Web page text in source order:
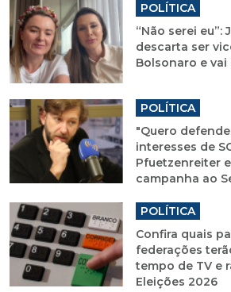
POLÍTICA
“Não serei eu”:
descarta ser
Bolsonaro e vai
POLÍTICA
"Quero
interesses de
Pfuetzenreiter
campanha ao
POLÍTICA
Confira quais
federações
tempo de TV e
Eleições 2026